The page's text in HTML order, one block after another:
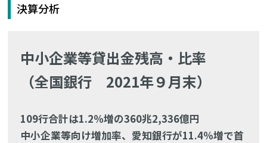
決算分析
中小企業等貸出金残高・比率
（全国銀行 2021年９月末）
109行合計は1.2％増の360兆2,336億円
中小企業等向け増加率、愛知銀行が11.4％増で首